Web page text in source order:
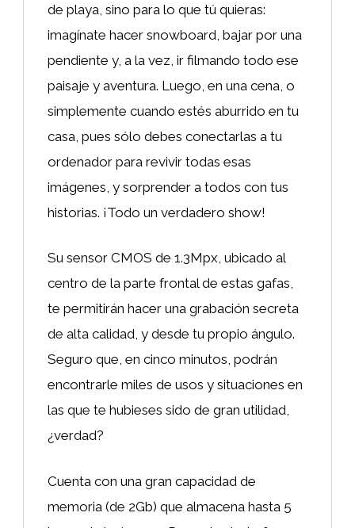
de playa, sino para lo que tú quieras:
imagínate hacer snowboard, bajar por una
pendiente y, a la vez, ir filmando todo ese
paisaje y aventura. Luego, en una cena, o
simplemente cuando estés aburrido en tu
casa, pues sólo debes conectarlas a tu
ordenador para revivir todas esas
imágenes, y sorprender a todos con tus
historias. ¡Todo un verdadero show!
Su sensor CMOS de 1.3Mpx, ubicado al
centro de la parte frontal de estas gafas,
te permitirán hacer una grabación secreta
de alta calidad, y desde tu propio ángulo.
Seguro que, en cinco minutos, podrán
encontrarle miles de usos y situaciones en
las que te hubieses sido de gran utilidad,
¿verdad?
Cuenta con una gran capacidad de
memoria (de 2Gb) que almacena hasta 5